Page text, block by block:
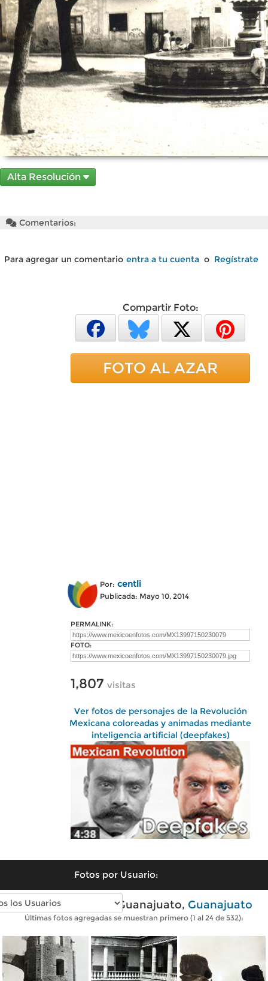
Alta Resolución
Comentarios:
Para agregar un comentario entra a tu cuenta o Regístrate
Compartir Foto:
FOTO AL AZAR
Por: centli
Publicada: Mayo 10, 2014
PERMALINK:
FOTO:
1,807 visitas
Ver fotos de personajes de la Revolución
Mexicana coloreadas y animadas mediante
inteligencia artificial (deepfakes)
Fotos por Usuario:
Fotos antiguas de Guanajuato, Guanajuato
Últimas fotos agregadas se muestran primero (1 al 24 de 532):